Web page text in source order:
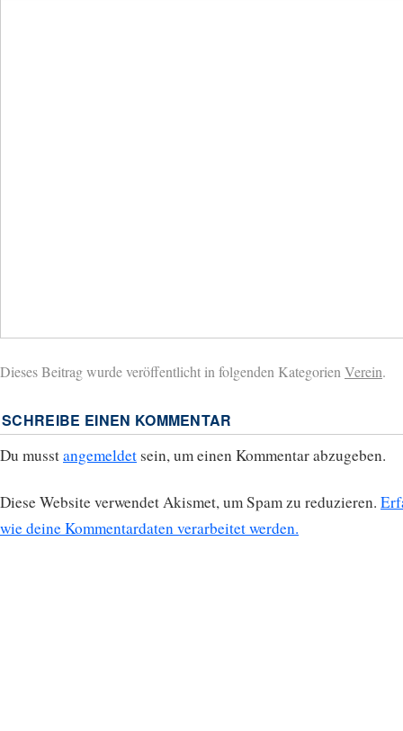
Dieses Beitrag wurde veröffentlicht in folgenden KategorienVerein.
SCHREIBE EINEN KOMMENTAR
Du musstangemeldet sein, um einen Kommentar abzugeben.
Diese Website verwendet Akismet, um Spam zu reduzieren.
wie deine Kommentardaten verarbeitet werden.